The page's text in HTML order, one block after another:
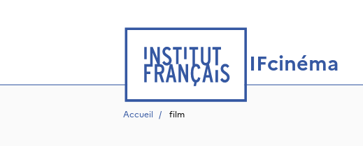
IFcinéma
Accueil / film